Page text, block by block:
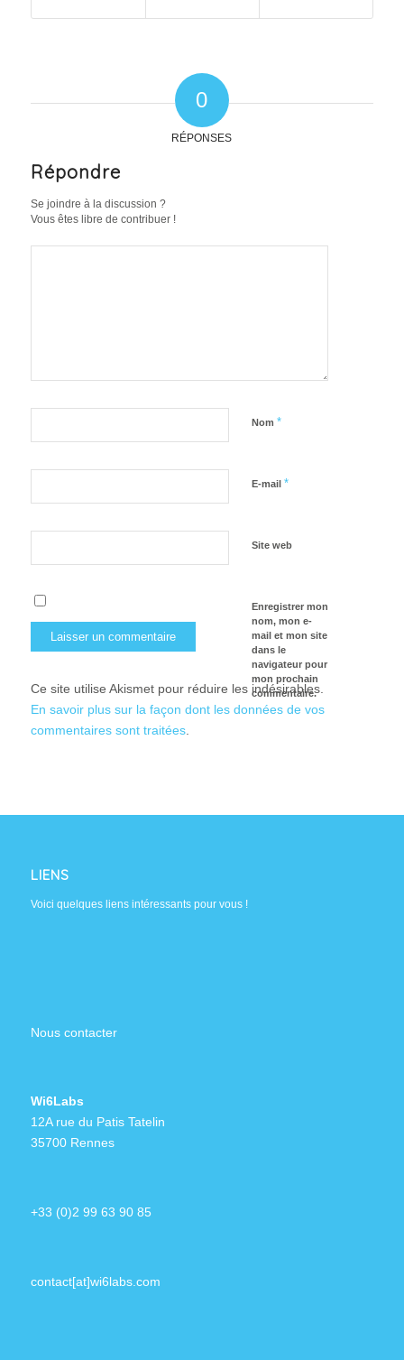
0
RÉPONSES
Répondre
Se joindre à la discussion ?
Vous êtes libre de contribuer !
Nom *
E-mail *
Site web
Enregistrer mon
nom, mon e-
mail et mon site
dans le
navigateur pour
mon prochain
commentaire.
Ce site utilise Akismet pour réduire les indésirables.
En savoir plus sur la façon dont les données de vos
commentaires sont traitées.
LIENS
Voici quelques liens intéressants pour vous !
Nous contacter
Wi6Labs
12A rue du Patis Tatelin
35700 Rennes
+33 (0)2 99 63 90 85
contact[at]wi6labs.com